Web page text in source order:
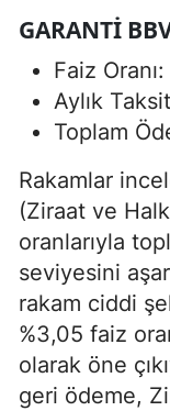
GARANTI
Faiz
Aylık
Toplam
Rakamlar
(Ziraat ve
oranlarıyla
seviyesini
rakam ciddi
%3,05 faiz
olarak öne
geri ödeme,